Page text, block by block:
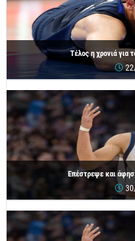
Τέλος η χρονιά για
Επέστρεψε και